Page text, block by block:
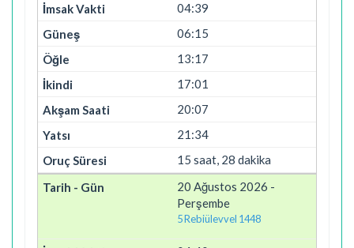
04:39
06:15
13:17
17:01
20:07
21:34
15 saat, 28 dakika
20 Ağustos 2026 -
Perşembe
5 Rebiülevvel 1448